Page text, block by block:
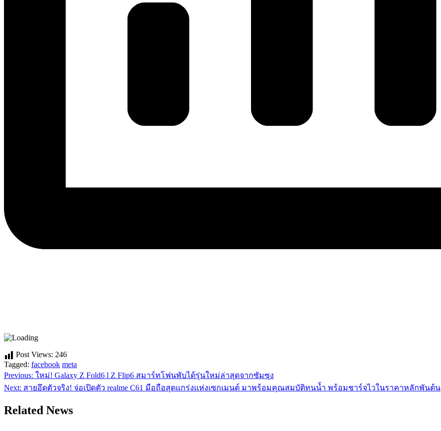
Post Views: 246
Tagged: facebook meta
แนะแนว
Previous: ใหม่! Galaxy Z Fold6 l Z Flip6 สมาร์ทโฟนพับได้รุ่นใหม่ล่าสุดจากซัมซุง
Next: สายอึดตัวจริง! จ่อเปิดตัว realme C61 มือถือสุดแกร่งแห่งเซกเมนต์ มาพร้อมคุณสมบัติทนน้ำ พร้อมชาร์จไวในราคาหลักพันต้น
Related News